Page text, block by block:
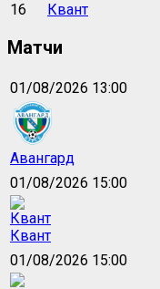
16
Квант
Матчи
01/08/2026 13:00
Авангард
01/08/2026 15:00
Квант
01/08/2026 15:00